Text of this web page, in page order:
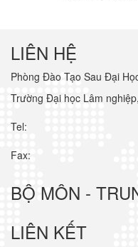
LIÊN HỆ
Phòng Đào Tạo Sau Đại
Trường Đại học Lâm
Tel:
Fax:
BỘ MÔN -
LIÊN KẾT